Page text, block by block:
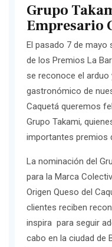
Grupo
Empresario
El pasado 7 de mayo
de los Premios La
se reconoce el
gastronómico de
Caquetá queremos
Grupo Takami,
importantes premios
La nominación del
para la Marca
Origen Queso del
clientes reciben
inspira para seguir
cabo en la ciudad de